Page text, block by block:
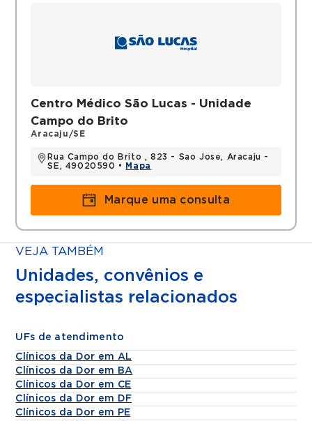
Centro Médico São Lucas - Unidade
Campo do Brito
Aracaju/SE
Rua Campo do Brito , 823 - Sao Jose, Aracaju -
SE, 49020590 •
Mapa
Marque uma consulta
VEJA TAMBÉM
Unidades, convênios e
especialistas relacionados
UFs de atendimento
Clínicos da Dor em AL
Clínicos da Dor em BA
Clínicos da Dor em CE
Clínicos da Dor em DF
Clínicos da Dor em PE